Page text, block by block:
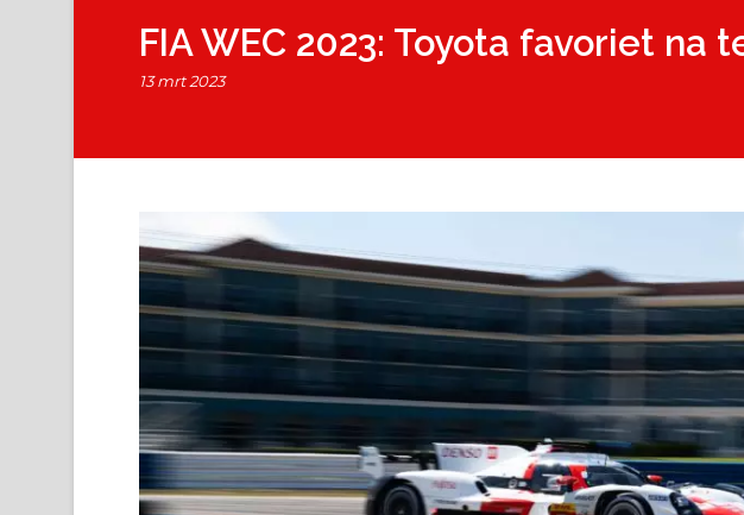
FIA WEC 2023: Toyota favoriet
13 mrt 2023